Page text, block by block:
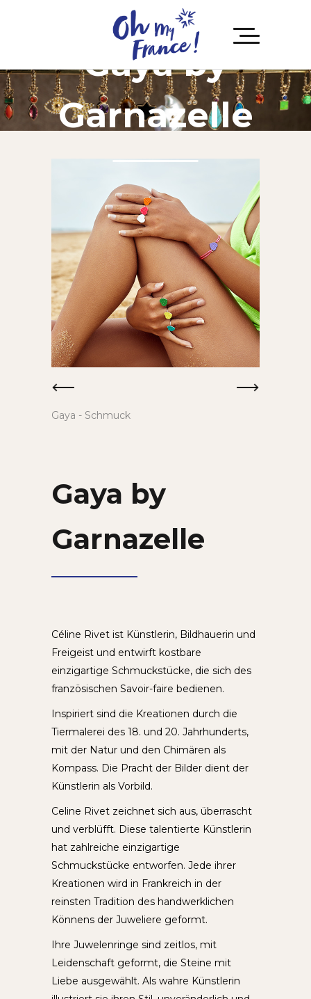
Gaya by
Garnazelle
Gaya - Schmuck
Gaya by
Garnazelle
Céline Rivet ist Künstlerin, Bildhauerin und
Freigeist und entwirft kostbare
einzigartige Schmuckstücke, die sich des
französischen Savoir-faire bedienen.
Inspiriert sind die Kreationen durch die
Tiermalerei des 18. und 20. Jahrhunderts,
mit der Natur und den Chimären als
Kompass. Die Pracht der Bilder dient der
Künstlerin als Vorbild.
Celine Rivet zeichnet sich aus, überrascht
und verblüfft. Diese talentierte Künstlerin
hat zahlreiche einzigartige
Schmuckstücke entworfen. Jede ihrer
Kreationen wird in Frankreich in der
reinsten Tradition des handwerklichen
Könnens der Juweliere geformt.
Ihre Juwelenringe sind zeitlos, mit
Leidenschaft geformt, die Steine mit
Liebe ausgewählt. Als wahre Künstlerin